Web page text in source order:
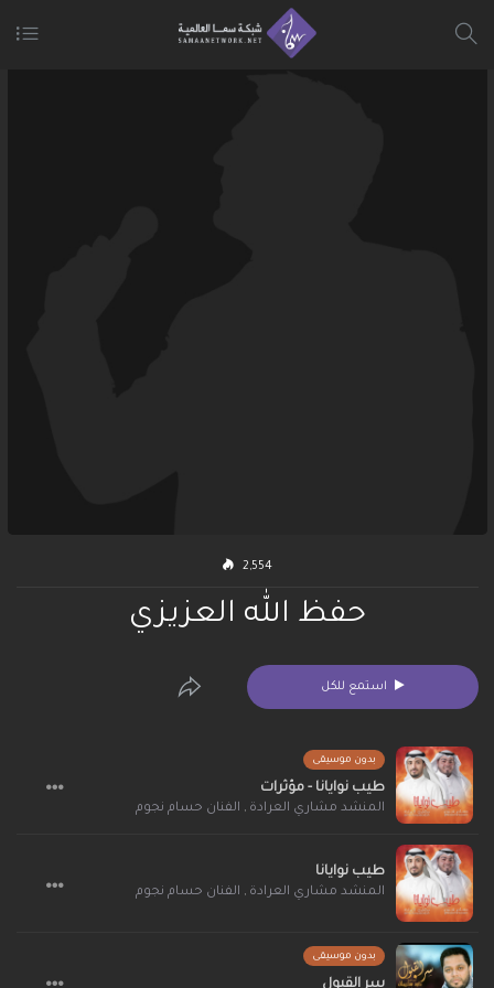
2,554
حفظ الله العزيزي
استمع للكل
بدون موسيقى
طيب نوايانا - مؤثرات
المنشد مشاري العرادة , الفنان حسام نجوم
طيب نوايانا
المنشد مشاري العرادة , الفنان حسام نجوم
بدون موسيقى
سر القبول